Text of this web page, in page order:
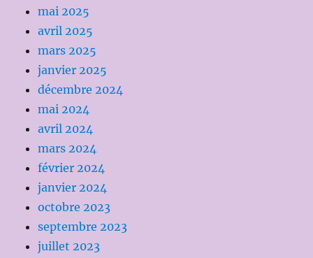
mai 2025
avril 2025
mars 2025
janvier 2025
décembre 2024
mai 2024
avril 2024
mars 2024
février 2024
janvier 2024
octobre 2023
septembre 2023
juillet 2023